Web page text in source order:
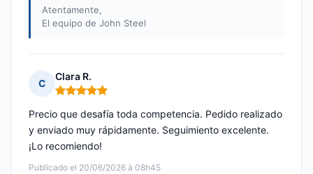
Atentamente,
El equipo de John Steel
C
Clara R.
Nota: 5 de 5
Publicado el 20/06/2026 à 08h45
Precio que desafía toda competencia. Pedido realizado
y enviado muy rápidamente. Seguimiento excelente.
¡Lo recomiendo!